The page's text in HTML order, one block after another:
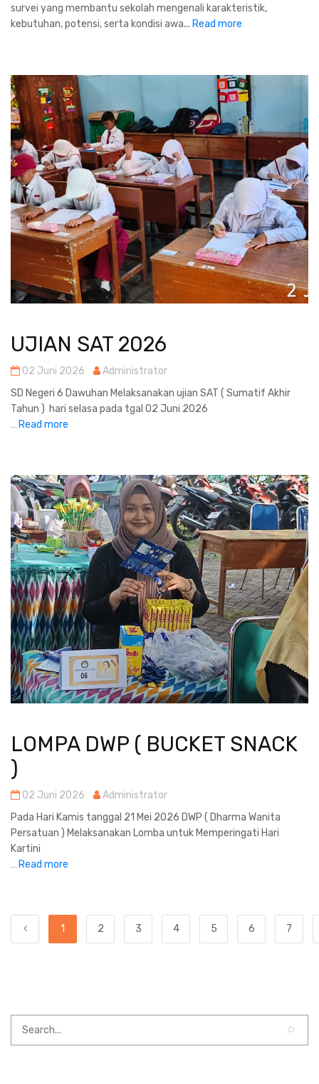
survei yang membantu sekolah mengenali karakteristik,
kebutuhan, potensi, serta kondisi awa... Read more
UJIAN SAT 2026
02 Juni 2026
Administrator
SD Negeri 6 Dawuhan Melaksanakan ujian SAT ( Sumatif Akhir
Tahun ) hari selasa pada tgal 02 Juni 2026
... Read more
LOMPA DWP ( BUCKET SNACK
)
02 Juni 2026
Administrator
Pada Hari Kamis tanggal 21 Mei 2026 DWP ( Dharma Wanita
Persatuan ) Melaksanakan Lomba untuk Memperingati Hari
Kartini
... Read more
1 2 3 4 5 6 7